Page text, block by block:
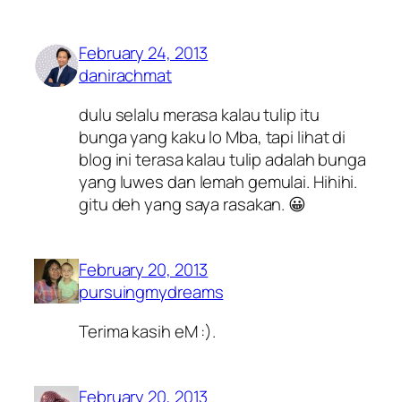
February 24, 2013
danirachmat
dulu selalu merasa kalau tulip itu
bunga yang kaku lo Mba, tapi lihat di
blog ini terasa kalau tulip adalah bunga
yang luwes dan lemah gemulai. Hihihi.
gitu deh yang saya rasakan. 😀
February 20, 2013
pursuingmydreams
Terima kasih eM :).
February 20, 2013